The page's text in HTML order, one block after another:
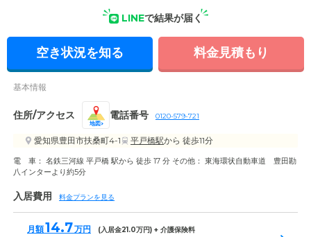
LINEで結果が届く
空き状況を知る 料金見積もり
基本情報
住所/アクセス
地図
電話番号 0120-579-721
愛知県豊田市扶桑町4-1 平戸橋駅から 徒歩11分
電 車： 名鉄三河線 平戸橋 駅から 徒歩 17 分 その他： 東海環状自動車道 豊田勘
八インターより約5分
入居費用 料金プランを見る
月額14.7万円 (入居金21.0万円) + 介護保険料